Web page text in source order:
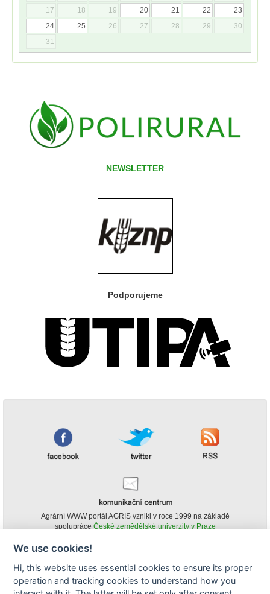
17
18 19 20 21 22
23
24
25 26 27 28 29
30
31
NEWSLETTER
Podporujeme
Agrární WWW portál AGRIS vznikl v roce 1999 na základě
spolupráce České zemědělské univerzity v Praze
obsahu agrárního WWW portálu AGRIS je možné
(pokud není uvedeno jinak) pouze za podmínky uvedení zdroje v podobě
www.agris.cz a data publikace v AGRISu.
We use cookies!
Hi, this website uses essential cookies to ensure its proper
operation and tracking cookies to understand how you